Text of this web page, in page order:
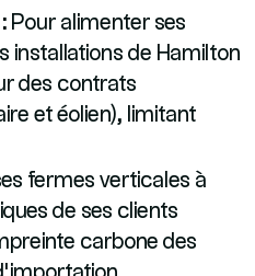
Pour alimenter ses
installations de Hamilton
des contrats
et éolien), limitant
fermes verticales à
de ses clients
carbone des